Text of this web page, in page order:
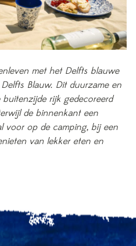
met het Delfts blauwe
Blauw. Dit duurzame en
rijk gedecoreerd
de binnenkant een
voor op de camping, bij een
van lekker eten en